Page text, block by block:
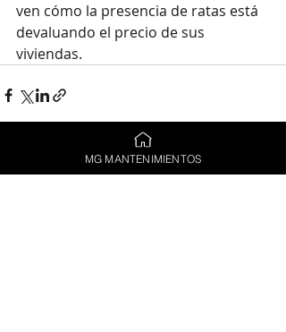
ven cómo la presencia de ratas está
devaluando el precio de sus
viviendas.
MG MANTENIMIENTOS